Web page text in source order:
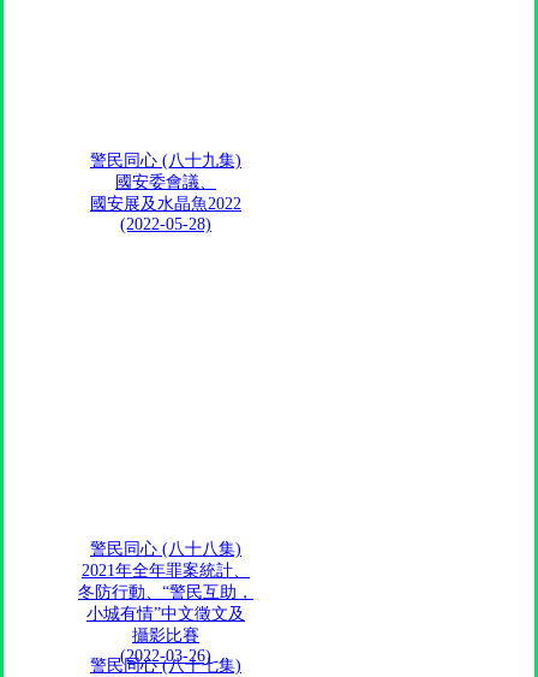
警民同心 (八十九集)
國安委會議、
國安展及水晶魚2022
(2022-05-28)
警民同心 (八十八集)
2021年全年罪案統計、
冬防行動、“警民互助，
小城有情”中文徵文及
攝影比賽
(2022-03-26)
警民同心 (八十七集)